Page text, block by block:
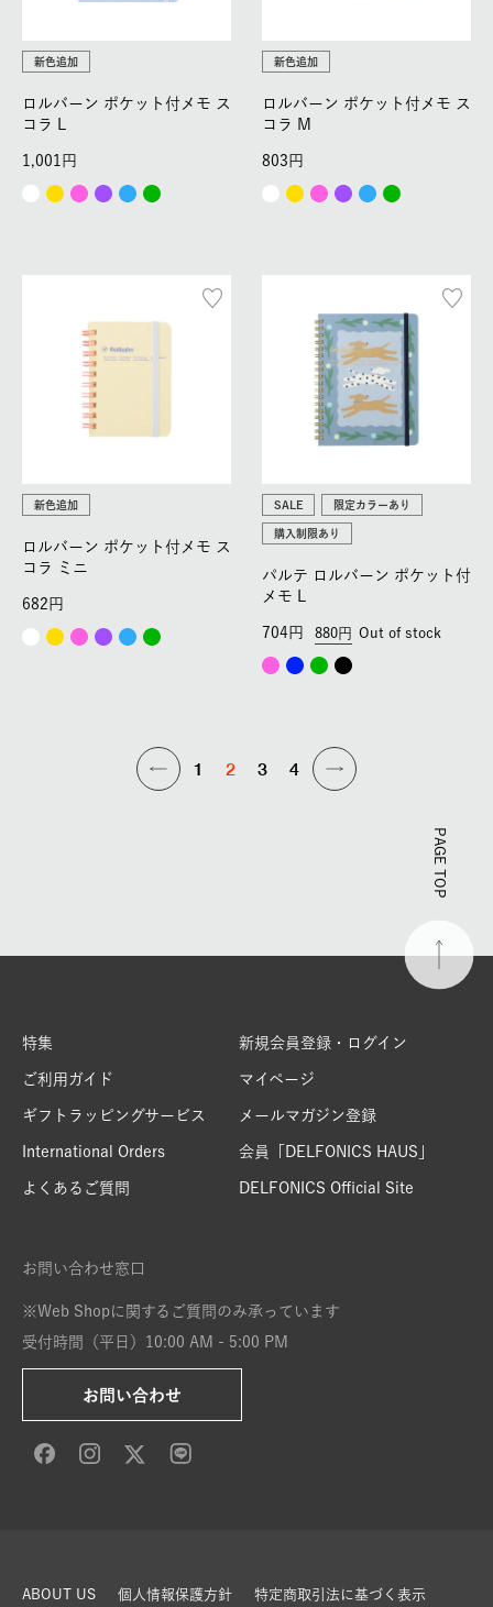
新色追加
ロルバーン ポケット付メモ ス
コラ L
1,001
新色追加
ロルバーン ポケット付メモ ス
コラ M
803
新色追加
ロルバーン ポケット付メモ ス
コラ ミニ
682
SALE 限定カラーあり
購入制限あり
パルテ ロルバーン ポケット付
メモ L
880
704 Out of stock
1 2 3 4
PAGE TOP
特集
ご利用ガイド
ギフトラッピングサービス
International Orders
よくあるご質問
新規会員登録・ログイン
マイページ
メールマガジン登録
会員「DELFONICS HAUS」
DELFONICS Official Site
お問い合わせ窓口
※Web Shopに関するご質問のみ承っています
受付時間（平日）10:00 AM - 5:00 PM
お問い合わせ
ABOUT US 個人情報保護方針 特定商取引法に基づく表示